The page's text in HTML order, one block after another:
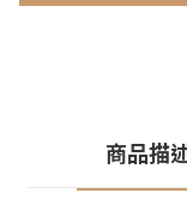
商品描